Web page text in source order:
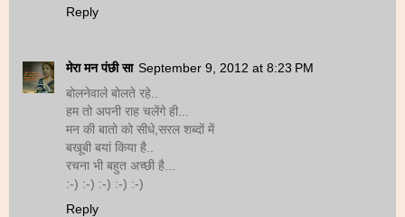
Reply
मेरा मन पंछी सा September 9, 2012 at 8:23 PM
बोलनेवाले बोलते रहे..
हम तो अपनी राह चलेंगे ही...
मन की बातो को सीधे,सरल शब्दों में
बखूबी बयां किया है..
रचना भी बहुत अच्छी है...
:-) :-) :-) :-) :-)
Reply